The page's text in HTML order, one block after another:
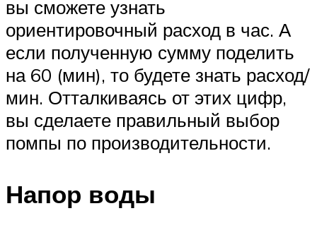
вы сможете узнать
ориентировочный расход в час. А
если полученную сумму поделить
на 60 (мин), то будете знать расход/
мин. Отталкиваясь от этих цифр,
вы сделаете правильный выбор
помпы по производительности.
Напор воды